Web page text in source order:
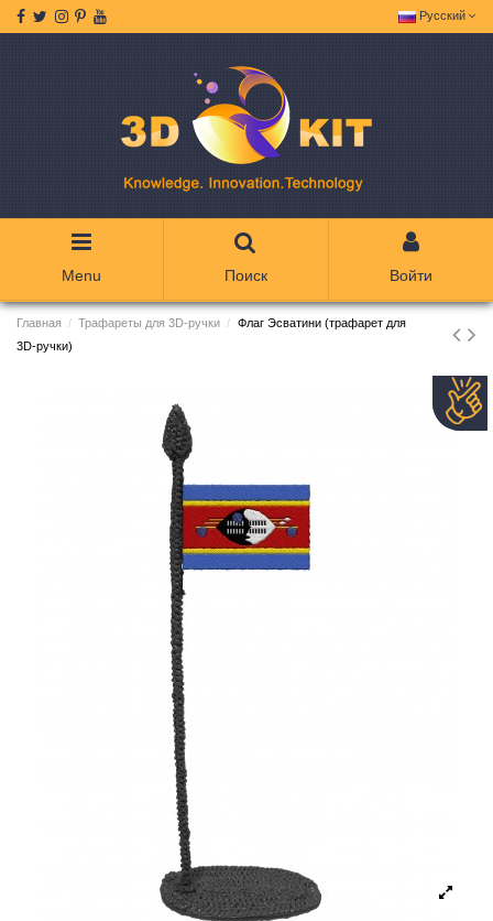
Русский
Menu Поиск Войти
Главная Трафареты для 3D-ручки
Флаг Эсватини (трафарет для
3D-ручки)